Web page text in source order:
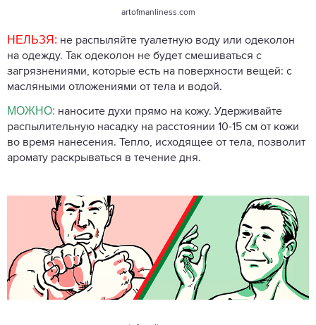
artofmanliness.com
НЕЛЬЗЯ: не распыляйте туалетную воду или одеколон
на одежду. Так одеколон не будет смешиваться с
загрязнениями, которые есть на поверхности вещей: с
масляными отложениями от тела и водой.
МОЖНО: наносите духи прямо на кожу. Удерживайте
распылительную насадку на расстоянии 10-15 см от кожи
во время нанесения. Тепло, исходящее от тела, позволит
аромату раскрываться в течение дня.